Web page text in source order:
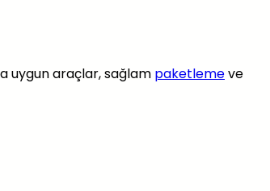
uygun araçlar, sağlam paketlemeve